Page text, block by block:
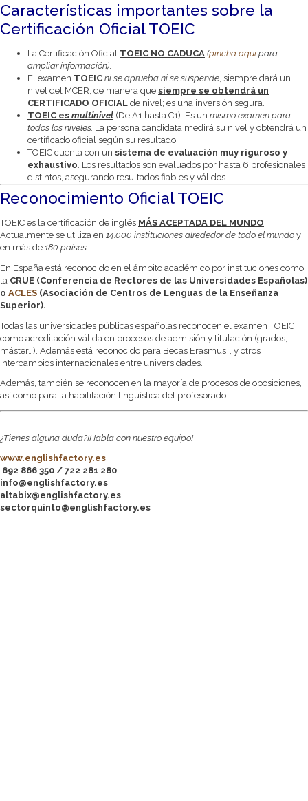
Características importantes sobre la
Certificación Oficial TOEIC
La Certificación Oficial TOEIC NO CADUCA (pincha aquípara
ampliar información)
El examen TOEIC ni se aprueba ni se suspende , siempre dará un
nivel del MCER, de manera que siempre se obtendrá un
CERTIFICADO OFICIAL de nivel; es una inversión segura.
TOEIC es multinivel (De A1 hasta C1). Es un mismo examen para
todos los niveles. La persona candidata medirá su nivel y obtendrá un
certificado oficial según su resultado.
TOEIC cuenta con un sistema de evaluación muy riguroso y
exhaustivo . Los resultados son evaluados por hasta 6 profesionales
distintos, asegurando resultados fiables y válidos.
Reconocimiento Oficial TOEIC
TOEIC es la certificación de inglés MÁS ACEPTADA DEL MUNDO.
Actualmente se utiliza en 14.000 instituciones alrededor de todo el mundo y
en más de 180 países.
En España está reconocido en el ámbito académico por instituciones como
la CRUE (Conferencia de Rectores de las Universidades Españolas)
o ACLES (Asociación de Centros de Lenguas de la Enseñanza
Superior).
Todas las universidades públicas españolas reconocen el examen TOEIC
como acreditación válida en procesos de admisión y titulación (grados,
máster…). Además está reconocido para Becas Erasmus+, y otros
intercambios internacionales entre universidades.
Además, también se reconocen en la mayoría de procesos de oposiciones,
así como para la habilitación lingüística del profesorado.
¿Tienes alguna duda?¡Habla con nuestro equipo!
www.englishfactory.es
692 866 350 / 722 281 280
info@englishfactory.es
altabix@englishfactory.es
sectorquinto@englishfactory.es